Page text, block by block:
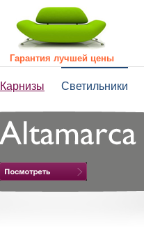
Карнизы Светильники
Гарантия лучшей цены